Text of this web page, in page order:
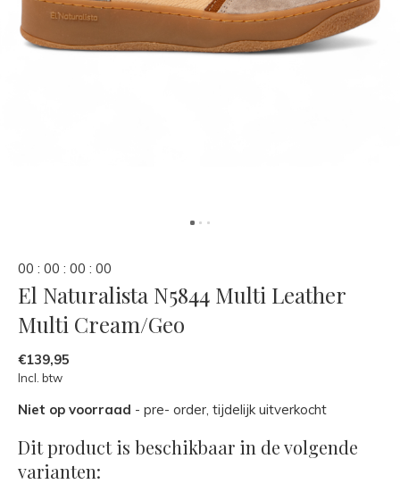
00 : 00 : 00 : 00
El Naturalista N5844 Multi Leather
Multi Cream/Geo
€139,95
Incl. btw
Niet op voorraad - pre- order, tijdelijk uitverkocht
Dit product is beschikbaar in de volgende
varianten: